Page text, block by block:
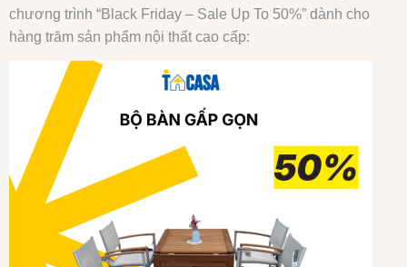
chương trình “Black Friday – Sale Up To 50%” dành cho
hàng trăm sản phẩm nội thất cao cấp: